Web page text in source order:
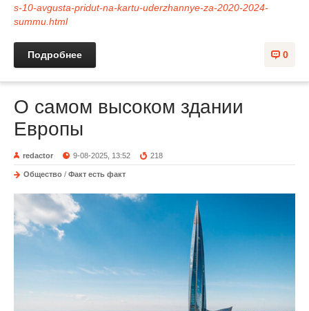
s-10-avgusta-pridut-na-kartu-uderzhannye-za-2020-2024-
summu.html
0
Подробнее
О самом высоком здании
Европы
redactor 9-08-2025, 13:52 218
Общество / Факт есть факт